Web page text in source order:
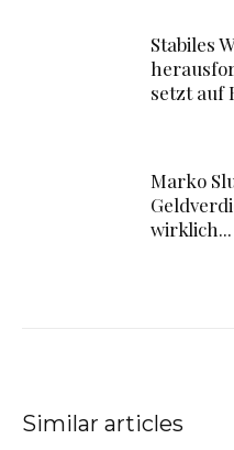
Stabiles
setzt auf
Marko
wirklich...
Similar articles